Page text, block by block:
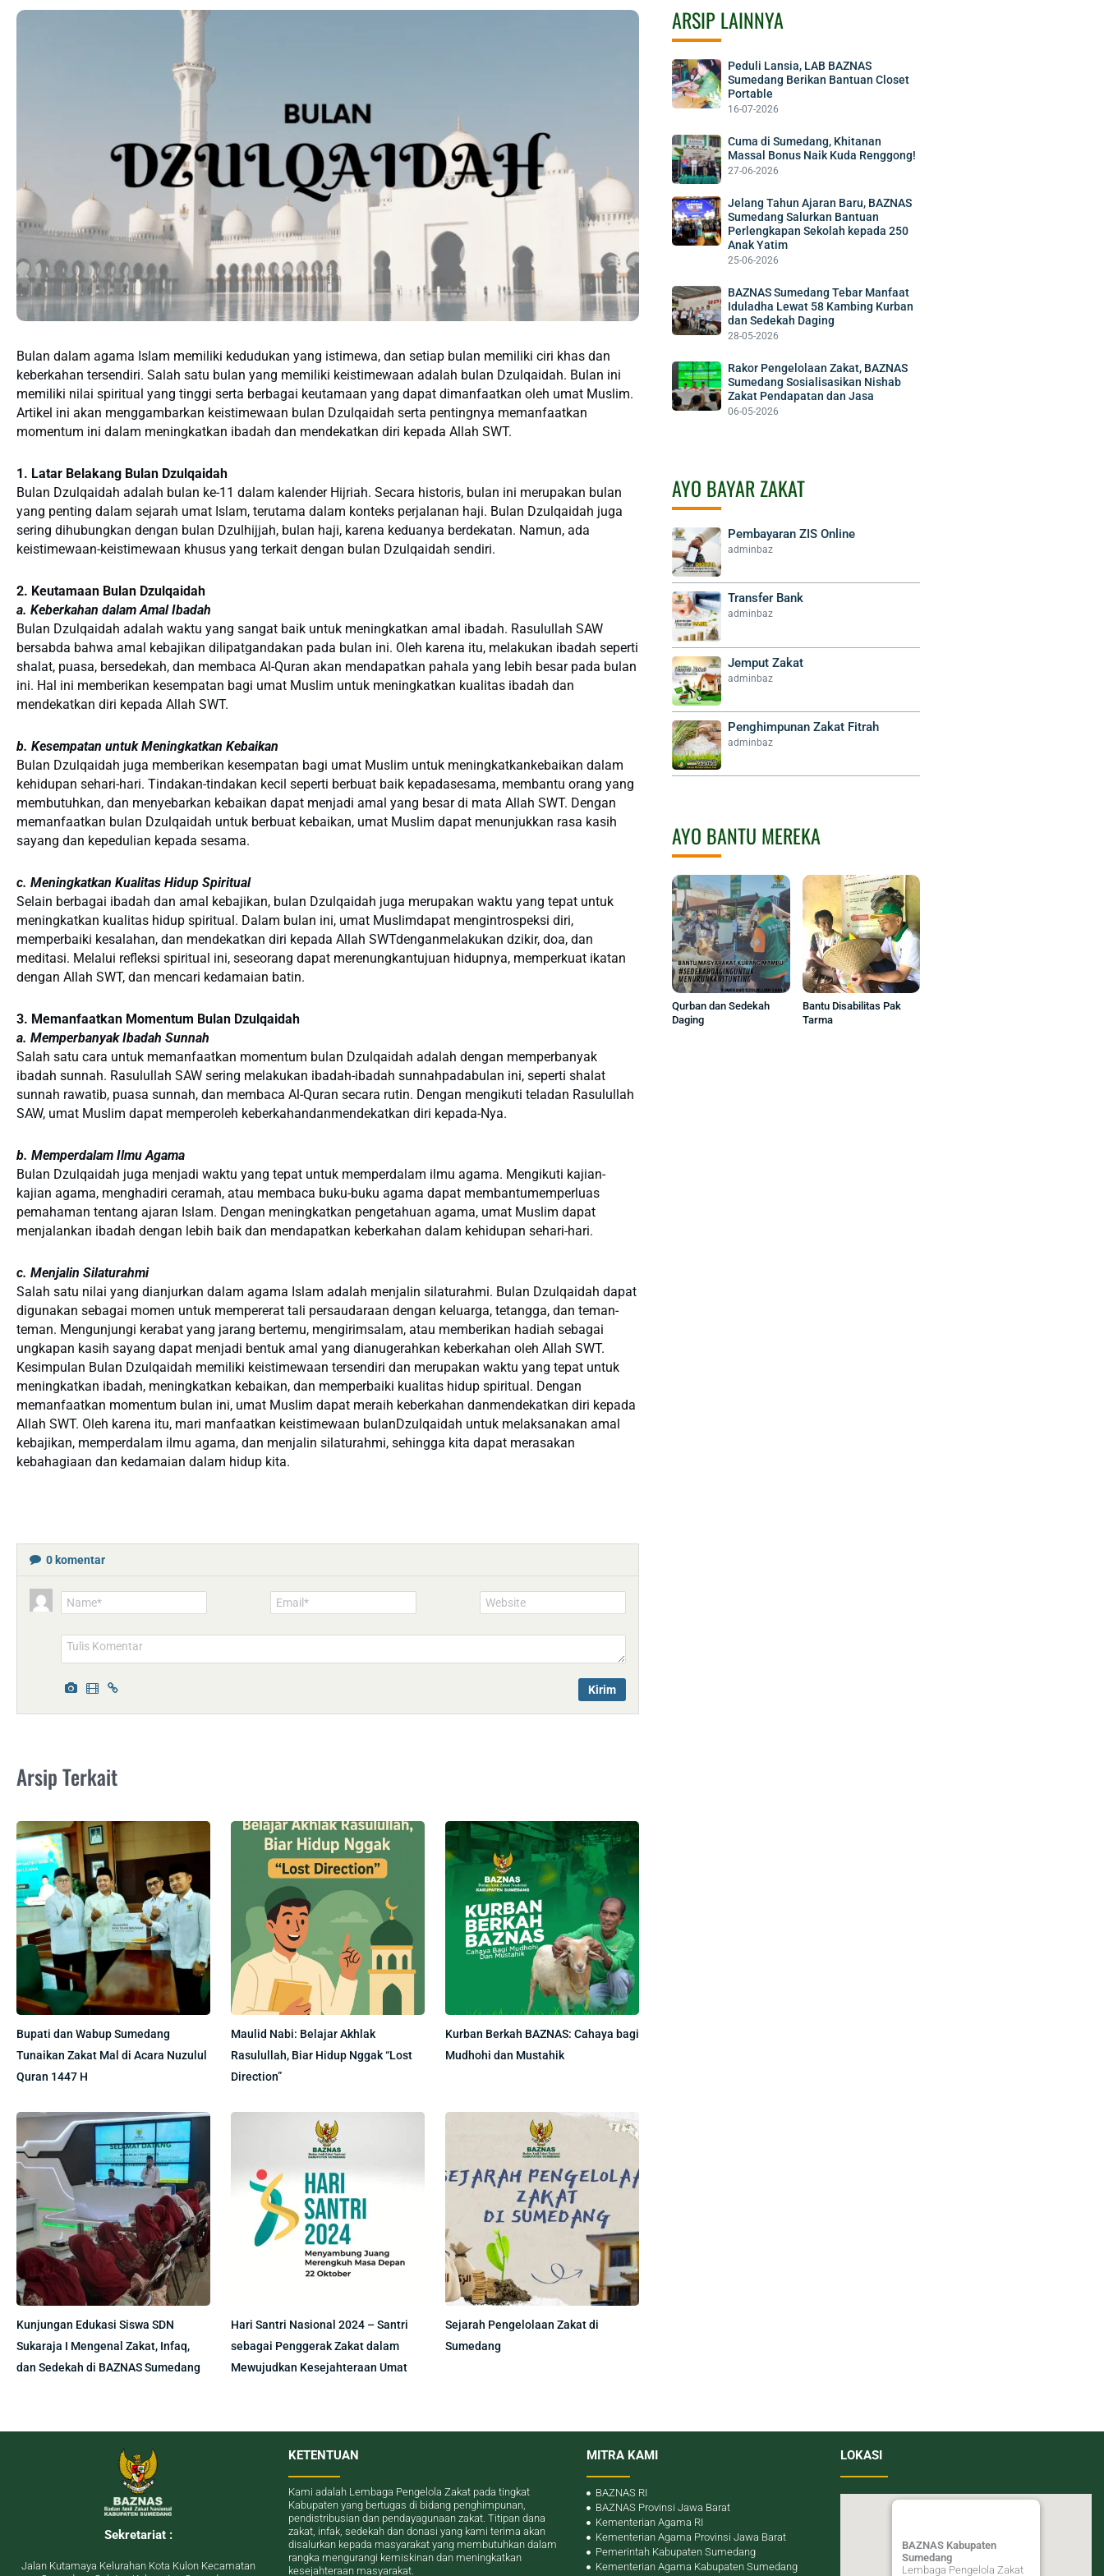
Bulan dalam agama Islam memiliki kedudukan yang istimewa, dan setiap bulan memiliki ciri khas dan
keberkahan tersendiri. Salah satu bulan yang memiliki keistimewaan adalah bulan Dzulqaidah. Bulan ini
memiliki nilai spiritual yang tinggi serta berbagai keutamaan yang dapat dimanfaatkan oleh umat Muslim.
Artikel ini akan menggambarkan keistimewaan bulan Dzulqaidah serta pentingnya memanfaatkan
momentum ini dalam meningkatkan ibadah dan mendekatkan diri kepada Allah SWT.
1. Latar Belakang Bulan Dzulqaidah
Bulan Dzulqaidah adalah bulan ke-11 dalam kalender Hijriah. Secara historis, bulan ini merupakan bulan
yang penting dalam sejarah umat Islam, terutama dalam konteks perjalanan haji. Bulan Dzulqaidah juga
sering dihubungkan dengan bulan Dzulhijjah, bulan haji, karena keduanya berdekatan. Namun, ada
keistimewaan-keistimewaan khusus yang terkait dengan bulan Dzulqaidah sendiri.
2. Keutamaan Bulan Dzulqaidah
a. Keberkahan dalam Amal Ibadah
Bulan Dzulqaidah adalah waktu yang sangat baik untuk meningkatkan amal ibadah. Rasulullah SAW
bersabda bahwa amal kebajikan dilipatgandakan pada bulan ini. Oleh karena itu, melakukan ibadah seperti
shalat, puasa, bersedekah, dan membaca Al-Quran akan mendapatkan pahala yang lebih besar pada bulan
ini. Hal ini memberikan kesempatan bagi umat Muslim untuk meningkatkan kualitas ibadah dan
mendekatkan diri kepada Allah SWT.
b. Kesempatan untuk Meningkatkan Kebaikan
Bulan Dzulqaidah juga memberikan kesempatan bagi umat Muslim untuk meningkatkankebaikan dalam
kehidupan sehari-hari. Tindakan-tindakan kecil seperti berbuat baik kepadasesama, membantu orang yang
membutuhkan, dan menyebarkan kebaikan dapat menjadi amal yang besar di mata Allah SWT. Dengan
memanfaatkan bulan Dzulqaidah untuk berbuat kebaikan, umat Muslim dapat menunjukkan rasa kasih
sayang dan kepedulian kepada sesama.
c. Meningkatkan Kualitas Hidup Spiritual
Selain berbagai ibadah dan amal kebajikan, bulan Dzulqaidah juga merupakan waktu yang tepat untuk
meningkatkan kualitas hidup spiritual. Dalam bulan ini, umat Muslimdapat mengintrospeksi diri,
memperbaiki kesalahan, dan mendekatkan diri kepada Allah SWTdenganmelakukan dzikir, doa, dan
meditasi. Melalui refleksi spiritual ini, seseorang dapat merenungkantujuan hidupnya, memperkuat ikatan
dengan Allah SWT, dan mencari kedamaian batin.
3. Memanfaatkan Momentum Bulan Dzulqaidah
a. Memperbanyak Ibadah Sunnah
Salah satu cara untuk memanfaatkan momentum bulan Dzulqaidah adalah dengan memperbanyak
ibadah sunnah. Rasulullah SAW sering melakukan ibadah-ibadah sunnahpadabulan ini, seperti shalat
sunnah rawatib, puasa sunnah, dan membaca Al-Quran secara rutin. Dengan mengikuti teladan Rasulullah
SAW, umat Muslim dapat memperoleh keberkahandanmendekatkan diri kepada-Nya.
b. Memperdalam Ilmu Agama
Bulan Dzulqaidah juga menjadi waktu yang tepat untuk memperdalam ilmu agama. Mengikuti kajian-
kajian agama, menghadiri ceramah, atau membaca buku-buku agama dapat membantumemperluas
pemahaman tentang ajaran Islam. Dengan meningkatkan pengetahuan agama, umat Muslim dapat
menjalankan ibadah dengan lebih baik dan mendapatkan keberkahan dalam kehidupan sehari-hari.
c. Menjalin Silaturahmi
Salah satu nilai yang dianjurkan dalam agama Islam adalah menjalin silaturahmi. Bulan Dzulqaidah dapat
digunakan sebagai momen untuk mempererat tali persaudaraan dengan keluarga, tetangga, dan teman-
teman. Mengunjungi kerabat yang jarang bertemu, mengirimsalam, atau memberikan hadiah sebagai
ungkapan kasih sayang dapat menjadi bentuk amal yang dianugerahkan keberkahan oleh Allah SWT.
Kesimpulan Bulan Dzulqaidah memiliki keistimewaan tersendiri dan merupakan waktu yang tepat untuk
meningkatkan ibadah, meningkatkan kebaikan, dan memperbaiki kualitas hidup spiritual. Dengan
memanfaatkan momentum bulan ini, umat Muslim dapat meraih keberkahan danmendekatkan diri kepada
Allah SWT. Oleh karena itu, mari manfaatkan keistimewaan bulanDzulqaidah untuk melaksanakan amal
kebajikan, memperdalam ilmu agama, dan menjalin silaturahmi, sehingga kita dapat merasakan
kebahagiaan dan kedamaian dalam hidup kita.
0 komentar
Name* Email* Website
Arsip Terkait
Bupati dan Wabup Sumedang
Tunaikan Zakat Mal di Acara Nuzulul
Quran 1447 H
Maulid Nabi: Belajar Akhlak
Rasulullah, Biar Hidup Nggak “Lost
Direction”
Kurban Berkah BAZNAS: Cahaya bagi
Mudhohi dan Mustahik
Kunjungan Edukasi Siswa SDN
Sukaraja I Mengenal Zakat, Infaq,
dan Sedekah di BAZNAS Sumedang
Hari Santri Nasional 2024 – Santri
sebagai Penggerak Zakat dalam
Mewujudkan Kesejahteraan Umat
Sejarah Pengelolaan Zakat di
Sumedang
ARSIP LAINNYA
Peduli Lansia, LAB BAZNAS
Sumedang Berikan Bantuan Closet
Portable
16-07-2026
Cuma di Sumedang, Khitanan
Massal Bonus Naik Kuda Renggong!
27-06-2026
Jelang Tahun Ajaran Baru, BAZNAS
Sumedang Salurkan Bantuan
Perlengkapan Sekolah kepada 250
Anak Yatim
25-06-2026
BAZNAS Sumedang Tebar Manfaat
Iduladha Lewat 58 Kambing Kurban
dan Sedekah Daging
28-05-2026
Rakor Pengelolaan Zakat, BAZNAS
Sumedang Sosialisasikan Nishab
Zakat Pendapatan dan Jasa
06-05-2026
AYO BAYAR ZAKAT
Pembayaran ZIS Online
adminbaz
Transfer Bank
adminbaz
Jemput Zakat
adminbaz
Penghimpunan Zakat Fitrah
adminbaz
AYO BANTU MEREKA
Qurban dan Sedekah
Daging
Bantu Disabilitas Pak
Tarma
Sekretariat :
Jalan Kutamaya Kelurahan Kota Kulon Kecamatan
KETENTUAN
Kami adalah Lembaga Pengelola Zakat pada tingkat
Kabupaten yang bertugas di bidang penghimpunan,
pendistribusian dan pendayagunaan zakat. Titipan dana
zakat, infak, sedekah dan donasi yang kami terima akan
disalurkan kepada masyarakat yang membutuhkan dalam
rangka mengurangi kemiskinan dan meningkatkan
kesejahteraan masyarakat.
MITRA KAMI
BAZNAS RI
BAZNAS Provinsi Jawa Barat
Kementerian Agama RI
Kementerian Agama Provinsi Jawa Barat
Pemerintah Kabupaten Sumedang
Kementerian Agama Kabupaten Sumedang
LOKASI
BAZNAS Kabupaten
Sumedang
Lembaga Pengelola Zakat